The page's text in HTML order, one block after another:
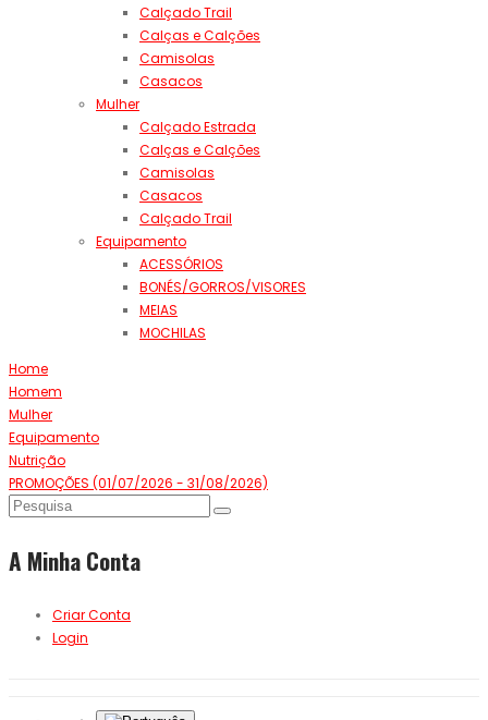
Calçado Trail
Calças e Calções
Camisolas
Casacos
Mulher
Calçado Estrada
Calças e Calções
Camisolas
Casacos
Calçado Trail
Equipamento
ACESSÓRIOS
BONÉS/GORROS/VISORES
MEIAS
MOCHILAS
Home
Homem
Mulher
Equipamento
Nutrição
PROMOÇÕES (01/07/2026 - 31/08/2026)
A Minha Conta
Criar Conta
Login